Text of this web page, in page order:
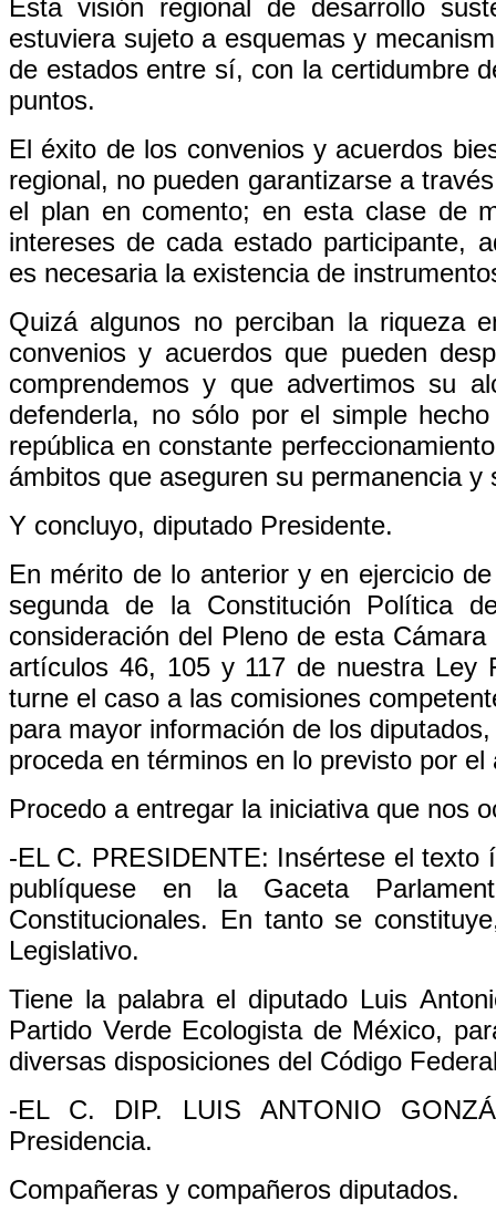
Esta visión regional de desarrollo
estuviera sujeto a esquemas y
de estados entre sí, con la certidumbre
puntos.
El éxito de los convenios y acuerdos
regional, no pueden garantizarse a
el plan en comento; en esta clase de
intereses de cada estado participante,
es necesaria la existencia de
Quizá algunos no perciban la riqueza
convenios y acuerdos que pueden
comprendemos y que advertimos su
defenderla, no sólo por el simple
república en constante
ámbitos que aseguren su permanencia y
Y concluyo, diputado Presidente.
En mérito de lo anterior y en ejercicio
segunda de la Constitución Política
consideración del Pleno de esta
artículos 46, 105 y 117 de nuestra Ley
turne el caso a las comisiones
para mayor información de los
proceda en términos en lo previsto por
Procedo a entregar la iniciativa que nos
-EL C. PRESIDENTE: Insértese el
publíquese en la Gaceta
Constitucionales. En tanto se
Legislativo.
Tiene la palabra el diputado Luis
Partido Verde Ecologista de México,
diversas disposiciones del Código
-EL C. DIP. LUIS ANTONIO
Presidencia.
Compañeras y compañeros diputados.